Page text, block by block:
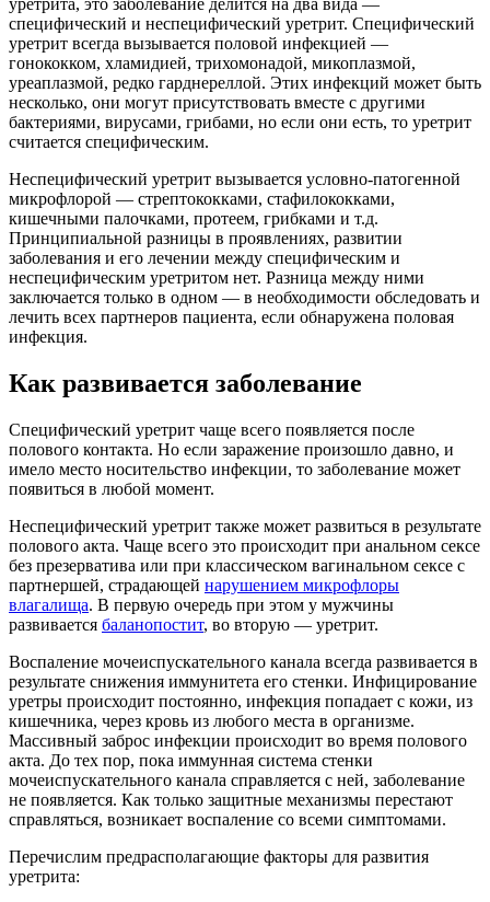
специфический и неспецифический уретрит. Специфический
уретрит всегда вызывается половой инфекцией —
гонококком, хламидией, трихомонадой, микоплазмой,
уреаплазмой, редко гарднереллой. Этих инфекций может быть
несколько, они могут присутствовать вместе с другими
бактериями, вирусами, грибами, но если они есть, то уретрит
считается специфическим.
Неспецифический уретрит вызывается условно-патогенной
микрофлорой — стрептококками, стафилококками,
кишечными палочками, протеем, грибками и т.д.
Принципиальной разницы в проявлениях, развитии
заболевания и его лечении между специфическим и
неспецифическим уретритом нет. Разница между ними
заключается только в одном — в необходимости обследовать и
лечить всех партнеров пациента, если обнаружена половая
инфекция.
Как развивается заболевание
Специфический уретрит чаще всего появляется после
полового контакта. Но если заражение произошло давно, и
имело место носительство инфекции, то заболевание может
появиться в любой момент.
Неспецифический уретрит также может развиться в результате
полового акта. Чаще всего это происходит при анальном сексе
без презерватива или при классическом вагинальном сексе с
партнершей, страдающей нарушением микрофлоры
влагалища. В первую очередь при этом у мужчины
развивается баланопостит, во вторую — уретрит.
Воспаление мочеиспускательного канала всегда развивается в
результате снижения иммунитета его стенки. Инфицирование
уретры происходит постоянно, инфекция попадает с кожи, из
кишечника, через кровь из любого места в организме.
Массивный заброс инфекции происходит во время полового
акта. До тех пор, пока иммунная система стенки
мочеиспускательного канала справляется с ней, заболевание
не появляется. Как только защитные механизмы перестают
справляться, возникает воспаление со всеми симптомами.
Перечислим предрасполагающие факторы для развития
уретрита: